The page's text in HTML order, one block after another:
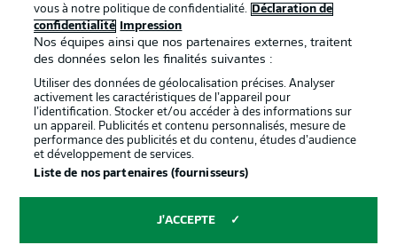
© 2026 Bundesliga-Gruppe GmbH
Choisissez votre langue
vous à notre politique de confidentialité.
Déclaration de
confidentialité
Impression
Nos équipes ainsi que nos partenaires externes, traitent
des données selon les finalités suivantes :
Utiliser des données de géolocalisation précises. Analyser
activement les caractéristiques de l’appareil pour
l’identification. Stocker et/ou accéder à des informations sur
un appareil. Publicités et contenu personnalisés, mesure de
performance des publicités et du contenu, études d’audience
et développement de services.
Liste de nos partenaires (fournisseurs)
J'ACCEPTE